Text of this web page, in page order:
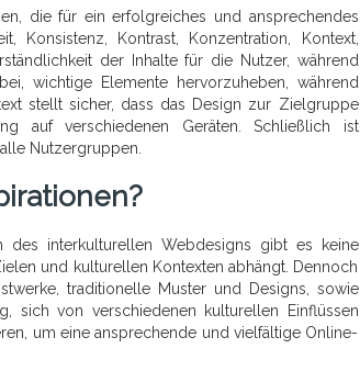
die für ein erfolgreiches und ansprechendes
Konsistenz, Kontrast, Konzentration, Kontext,
der Inhalte für die Nutzer, während
wichtige Elemente hervorzuheben, während
stellt sicher, dass das Design zur Zielgruppe
auf verschiedenen Geräten. Schließlich ist
Nutzergruppen.
des interkulturellen Webdesigns gibt es keine
und kulturellen Kontexten abhängt. Dennoch
traditionelle Muster und Designs, sowie
sich von verschiedenen kulturellen Einflüssen
um eine ansprechende und vielfältige Online-